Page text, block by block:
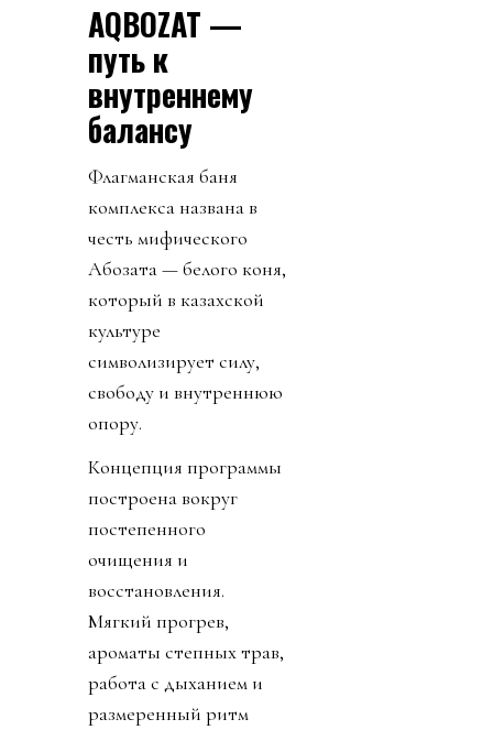
AQBOZAT —
путь к
внутреннему
балансу
Флагманская баня
комплекса названа в
честь мифического
Ақбозата — белого коня,
который в казахской
культуре
символизирует силу,
свободу и внутреннюю
опору.
Концепция программы
построена вокруг
постепенного
очищения и
восстановления.
Мягкий прогрев,
ароматы степных трав,
работа с дыханием и
размеренный ритм